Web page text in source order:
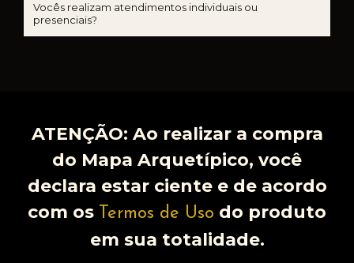
Vocês realizam atendimentos individuais ou
presenciais?
ATENÇÃO: Ao realizar a compra
do Mapa Arquetípico, você
declara estar ciente e de acordo
com os Termos de Uso do produto
em sua totalidade.